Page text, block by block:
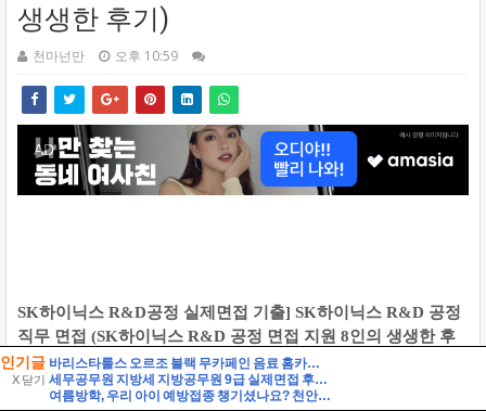
인기글
X 닫기
바리스타룰스 오르조 블랙 무카페인 음료 홈카페 활용 및 솔직 시음 후기
세무공무원 지방세 지방공무원 9급 실제면접 후기] 지방세 9급 지방공무원 면접 (지방공무원 9급 지방세 실제 수험자 8인의 생생한 면접 후기)
여름방학, 우리 아이 예방접종 챙기셨나요? 천안시 무료접종 안내